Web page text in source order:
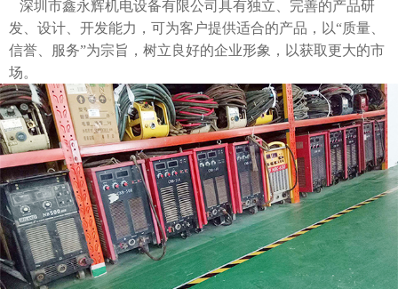
深圳市鑫永辉机电设备有限公司具有独立、完善的产品研
发、设计、开发能力，可为客户提供适合的产品，以“质量、
信誉、服务”为宗旨，树立良好的企业形象，以获取更大的市
场。